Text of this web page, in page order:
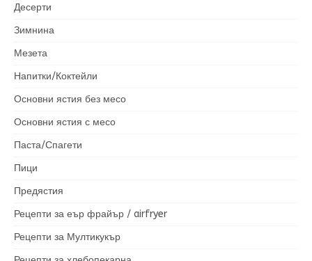
Десерти
Зимнина
Мезета
Напитки/Коктейли
Основни ястия без месо
Основни ястия с месо
Паста/Спагети
Пици
Предястия
Рецепти за еър фрайър / airfryer
Рецепти за Мултикукър